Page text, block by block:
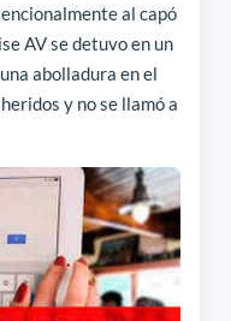
al capó
AV se detuvo en un
abolladura en el
y no se llamó a